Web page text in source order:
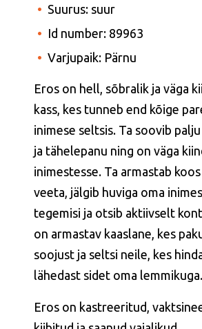
Suurus: suur
Id number: 89963
Varjupaik: Pärnu
Eros on hell, sõbralik ja väga
kass, kes tunneb end kõige
inimese seltsis. Ta soovib
ja tähelepanu ning on väga
inimestesse. Ta armastab koos
veeta, jälgib huviga oma
tegemisi ja otsib aktiivselt
on armastav kaaslane, kes
soojust ja seltsi neile, kes
lähedast sidet oma lemmikuga.
Eros on kastreeritud,